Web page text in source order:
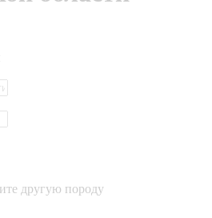
другую породу